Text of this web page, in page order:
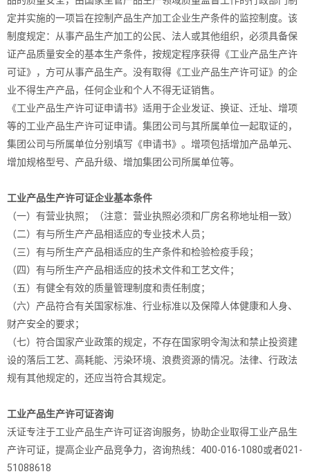
定并实施的一项旨在控制产品生产加工企业生产条件的监控制度。该
制度规定：从事产品生产加工的公民、法人或其他组织，必须具备保
证产品质量安全的基本生产条件，按规定程序获得《工业产品生产许
可证》，方可从事产品生产。没有取得《工业产品生产许可证》的企
业不得生产产品，任何企业和个人不得无证销售。
《工业产品生产许可证申请书》适用于企业发证、换证、迁址、增项
等的工业产品生产许可证申请。集团公司与其所属单位一起取证的，
集团公司与所属单位分别填写《申请书》。增项包括增加产品单元、
增加规格型号、产品升级、增加集团公司所属单位等。
工业产品生产许可证企业基本条件
（一）有营业执照；（注意：营业执照必须和厂房名称地址相一致）
（二）有与所生产产品相适应的专业技术人员；
（三）有与所生产产品相适应的生产条件和检验检疫手段；
（四）有与所生产产品相适应的技术文件和工艺文件；
（五）有健全有效的质量管理制度和责任制度；
（六）产品符合有关国家标准、行业标准以及保障人体健康和人身、
财产安全的要求；
（七）符合国家产业政策的规定，不存在国家明令淘汰和禁止投资建
设的落后工艺、高耗能、污染环境、浪费资源的情况。法律、行政法
规有其他规定的，还应当符合其规定。
工业产品生产许可证咨询
沃证专注于工业产品生产许可证咨询服务，协助企业取得工业产品生
产许可证，提高企业产品竞争力，咨询热线：400-016-1080或者021-
51088618